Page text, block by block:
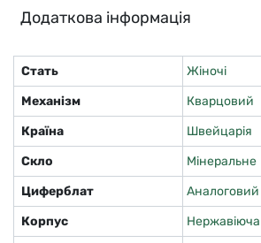
Додаткова інформація
Стать
Жіночі
Механізм
Кварцовий
Країна
Швейцарія
Скло
Мінеральне
Циферблат
Аналоговий
Корпус
Нержавіюча